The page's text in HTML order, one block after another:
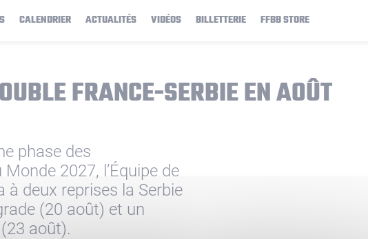
CALENDRIER ACTUALITÉS VIDÉOS BILLETTERIE FFBB STORE
FRANCE-SERBIE EN AOÛT
phase des
2027, l’Équipe de
deux reprises la Serbie
(20 août) et un
août).